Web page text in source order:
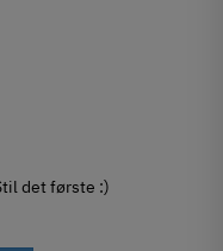
det første :)